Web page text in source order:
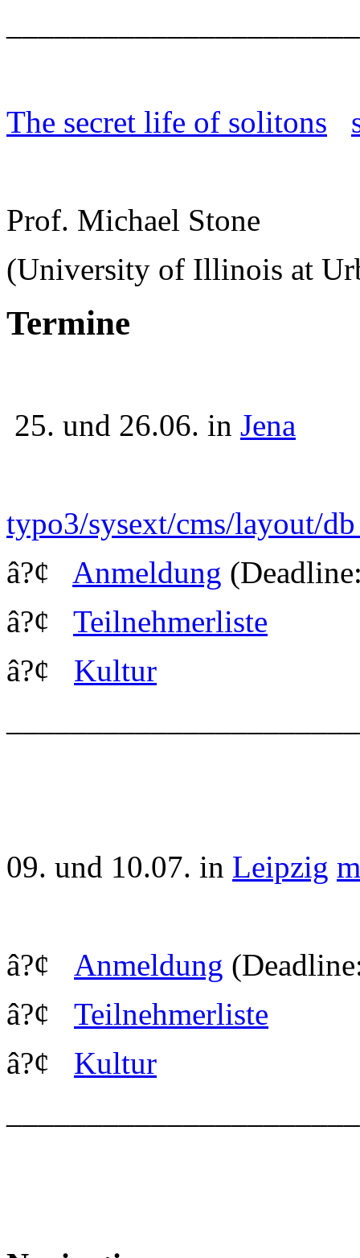
The secret life of solitons
Prof. Michael Stone
(University of Illinois at
Termine
25. und 26.06. in Jena
typo3/sysext/cms/layout/
â?¢ Anmeldung
â?¢ Teilnehmerliste
â?¢ Kultur
09. und 10.07. in Leipzig
â?¢ Anmeldung
â?¢ Teilnehmerliste
â?¢ Kultur